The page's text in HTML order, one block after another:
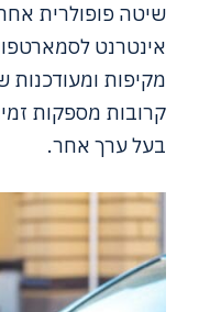
שיטה פופולרית
אינטרנט
מקיפות
קרובות מספקות
בעל ערך אחר.